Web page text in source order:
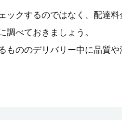
ックするのではなく、配達
べておきましょう。
もののデリバリー中に品質